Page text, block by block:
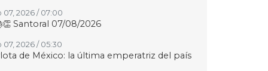
07, 2026 / 07:00
Santoral 07/08/2026
07, 2026 / 05:30
de México: la última emperatriz del país